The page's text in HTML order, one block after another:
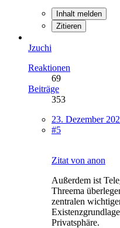
Inhalt melden
Zitieren
Jzuchi
Reaktionen
69
Beiträge
353
23. Dezember
#5
Zitat von anon
Außerdem ist
Threema
zentralen
Privatsphäre.